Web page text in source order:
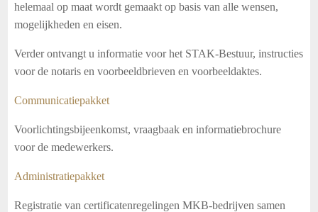
helemaal op maat wordt gemaakt op basis van alle wensen,
mogelijkheden en eisen.
Verder ontvangt u informatie voor het STAK-Bestuur, instructies
voor de notaris en voorbeeldbrieven en voorbeeldaktes.
Communicatiepakket
Voorlichtingsbijeenkomst, vraagbaak en informatiebrochure
voor de medewerkers.
Administratiepakket
Registratie vancertificatenregelingen MKB-bedrijven samen